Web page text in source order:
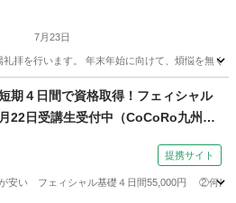
7月23日
拝を行います。 年末年始に向けて、煩悩を無
オンライン
期４日間で資格取得！フェィシャル
22日受講生受付中（CoCoRo九州き
提携サイト
安い フェィシャル基礎４日間55,000円 ②何度